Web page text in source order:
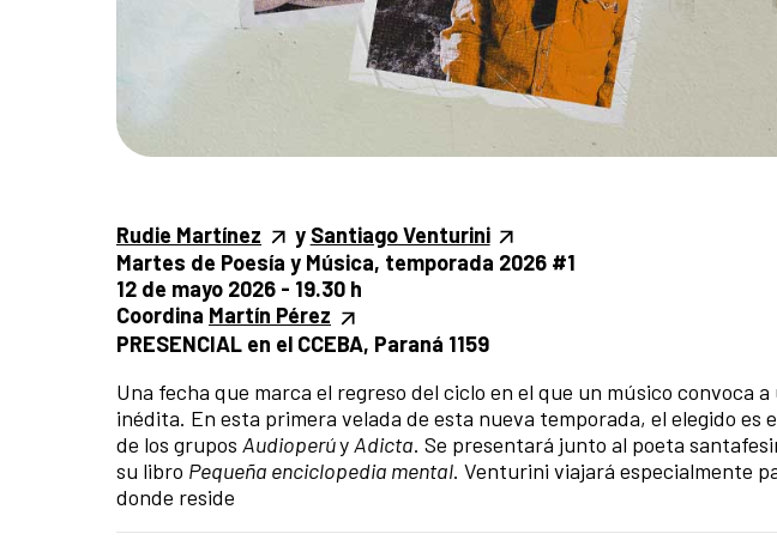
Rudie Martínez y Santiago Venturini
Martes de Poesía y Música, temporada 2026 #1
12 de mayo 2026 - 19.30 h
Coordina Martín Pérez
PRESENCIAL en el CCEBA, Paraná 1159
Una fecha que marca el regreso del ciclo en el que un músico convoca
inédita. En esta primera velada de esta nueva temporada, el elegido es
de los grupos AudioperúyAdicta. Se presentará junto al poeta
su libro Pequeña enciclopedia mental. Venturini viajará especialmente
donde reside